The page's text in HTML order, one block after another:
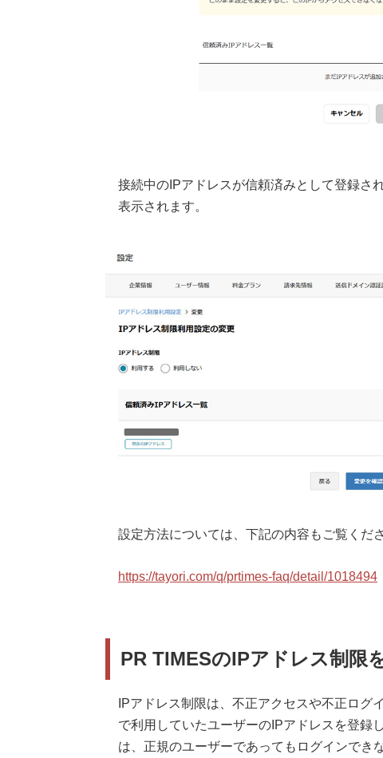
接続中のIPアドレスが信頼済みとして登録さ
表示されます。
設定方法については、下記の内容もご覧くださ
https://tayori.com/q/prtimes-faq/detail/1018494
PR TIMESのIPアドレス制限
IPアドレス制限は、不正アクセスや不正ログ
で利用していたユーザーのIPアドレスを登録
は、正規のユーザーであってもログインでき